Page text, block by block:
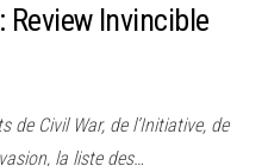
Review Invincible
de Civil War, de l’Initiative, de
la liste des…